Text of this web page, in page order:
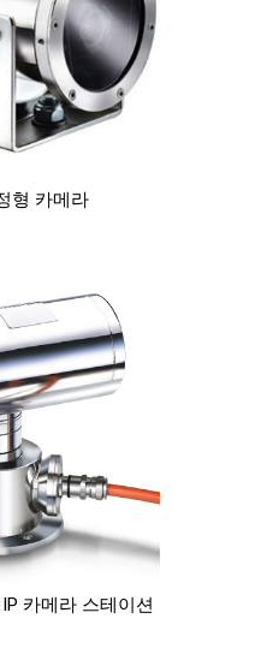
형 카메라
카메라 스테이션